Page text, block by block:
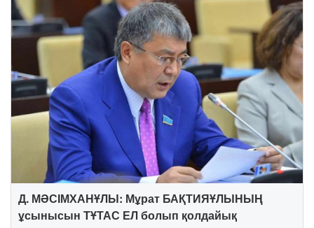
Д. МӘСІМХАНҰЛЫ: Мұрат БАҚТИЯҰЛЫНЫҢ
ұсынысын ТҰТАС ЕЛ болып қолдайық